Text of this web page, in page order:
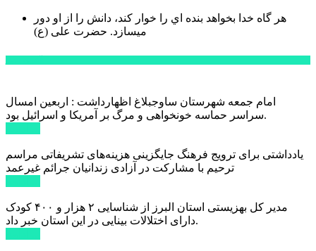
هر گاه خدا بخواهد بنده اي را خوار كند، دانش را از او دور
میسازد. حضرت علی (ع)
امام جمعه شهرستان ساوجبلاغ اظهارداشت : اربعین امسال
سراسر حماسه خونخواهی و مرگ بر آمریکا و اسرائیل بود.
یادداشتی برای ترویج فرهنگ جایگزینی هزینه‌های تشریفاتی مراسم
ترحیم با مشارکت در آزادی زندانیان جرائم غیرعمد
مدیر کل بهزیستی استان البرز از شناسایی ۲ هزار و ۴۰۰ کودک
دارای اختلالات بینایی در این استان خبر داد.